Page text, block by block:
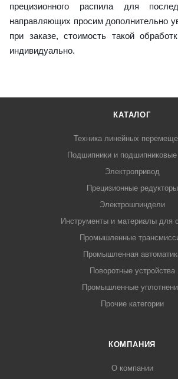
прецизионного распила для
направляющих просим дополнительно
при заказе, стоимость такой
индивидуально.
КАТАЛОГ
Техника линейных
Подшипники и
Электропривод
Прецизионные редукторы
Электрошпиндели
Инструменты и материалы для
Промышленные
Промышленная
Поворотные устройства
Промышленные
Прочие категории
КОМПАНИЯ
О компании